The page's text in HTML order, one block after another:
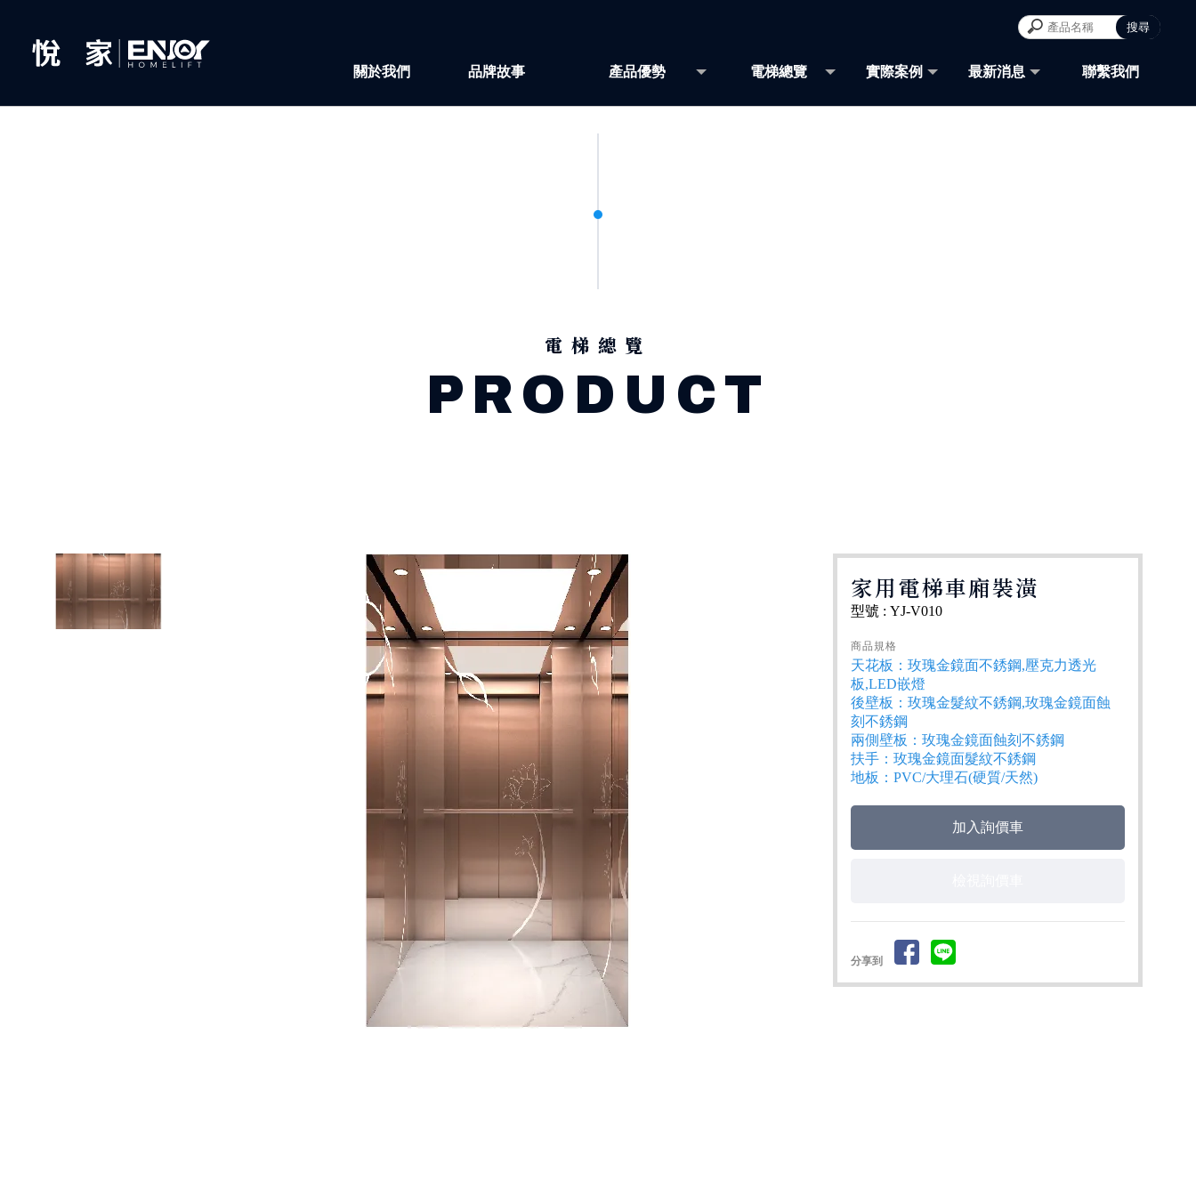
關於我們
ABOUT
品牌故事
BRAND STORY
產品優勢
ADVANTAGES
電梯總覽
ELEVATOR
實際案例
CASE
最新消息
NEWS
聯繫我們
CONTACT
電梯總覽
家用電梯車廂裝潢
型號 : YJ-V010
商品規格
天花板：玫瑰金鏡面不銹鋼,壓克力透光
板,LED嵌燈
後壁板：玫瑰金髮紋不銹鋼,玫瑰金鏡面蝕
刻不銹鋼
兩側壁板：玫瑰金鏡面蝕刻不銹鋼
扶手：玫瑰金鏡面髮紋不銹鋼
地板：PVC/大理石(硬質/天然)
分享到